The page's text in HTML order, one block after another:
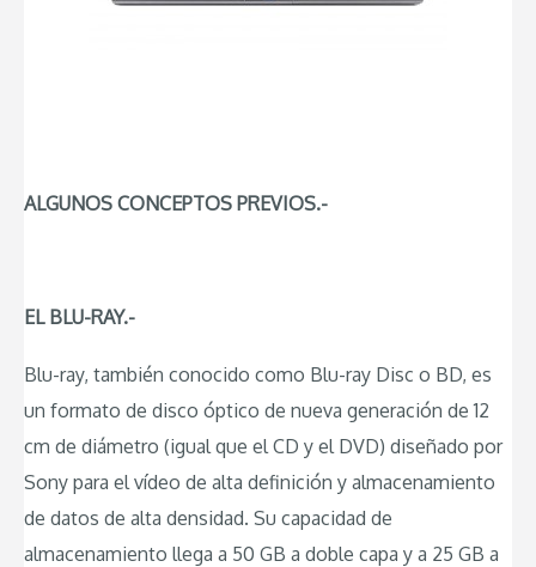
ALGUNOS CONCEPTOS PREVIOS.-
EL BLU-RAY.-
Blu-ray, también conocido como Blu-ray Disc o BD, es
un formato de disco óptico de nueva generación de 12
cm de diámetro (igual que el CD y el DVD) diseñado por
Sony para el vídeo de alta definición y almacenamiento
de datos de alta densidad. Su capacidad de
almacenamiento llega a 50 GB a doble capa y a 25 GB a